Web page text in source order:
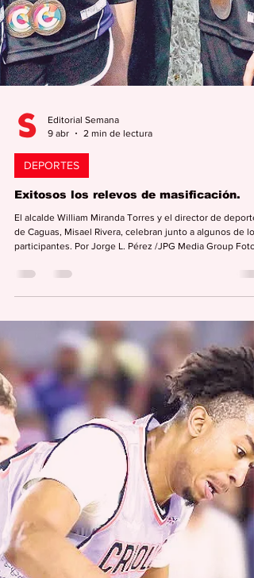
9 abr
2 min de lectura
DEPORTES
Exitosos los relevos de masificación.
participantes. Por Jorge L. Pérez /JPG Media Group Fotos
Pepo Pereira / Municipio de Caguas Los relevos de
masificación de atletismo de escuelas elementales de
Caguas se celebraron recientemente en la pista Pedro
Millán Clara, continuando una tradición de data de hace
más de dos décadas. Según informó el organizador del
evento, el célebre fondista Javier ‘Tucá